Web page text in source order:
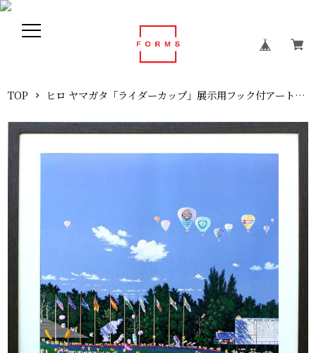
TOP ヒロ ヤマガタ「ライダーカップ」展示用フック付アートポスター 絵画 インテリア アート